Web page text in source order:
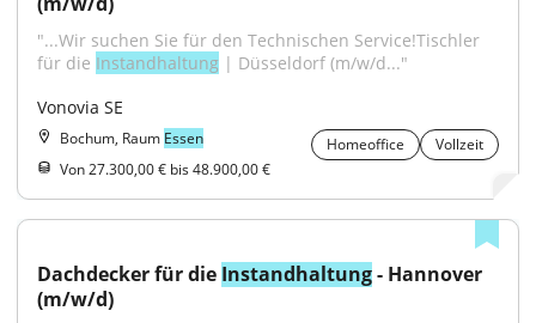
"...Wir suchen Sie für den Technischen Service!Tischler
für die Instandhaltung | Düsseldorf (m/w/d..."
Vonovia SE
Bochum, Raum Essen Homeoffice
Vollzeit
Von 27.300,00 € bis 48.900,00 €
Dachdecker für die Instandhaltung - Hannover
(m/w/d)